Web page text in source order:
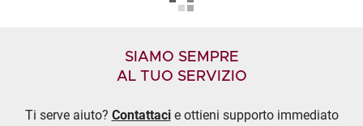
SIAMO SEMPRE
AL TUO SERVIZIO
Ti serve aiuto? Contattacie ottieni supporto immediato